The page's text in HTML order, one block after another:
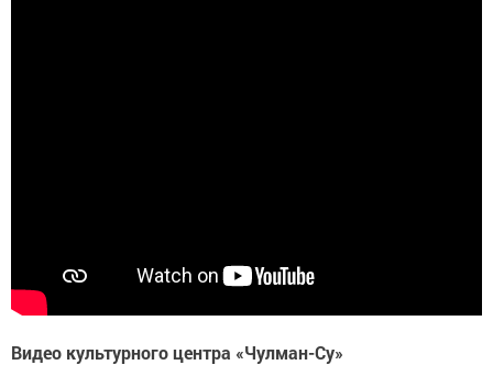
Видео культурного центра «Чулман-Су»